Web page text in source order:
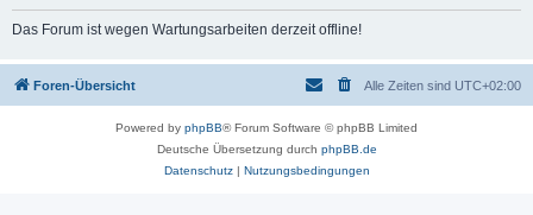
Das Forum ist wegen Wartungsarbeiten derzeit offline!
Foren-Übersicht Alle Zeiten sind UTC+02:00
Powered by phpBB® Forum Software © phpBB Limited
Deutsche Übersetzung durch phpBB.de
Datenschutz| Nutzungsbedingungen